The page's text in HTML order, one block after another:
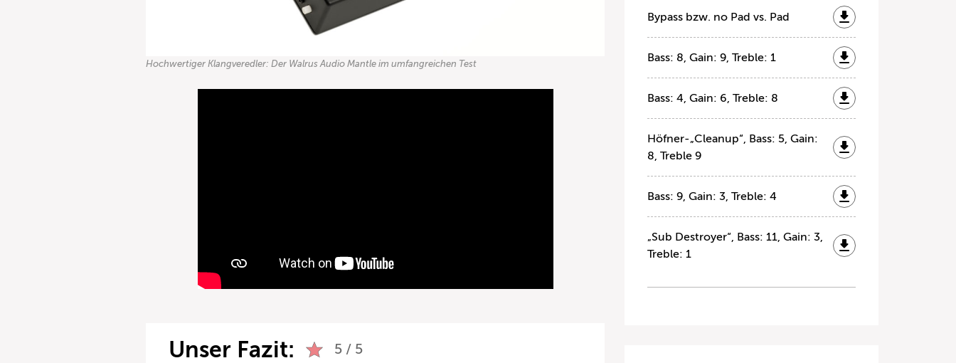
Hochwertiger Klangveredler: Der Walrus Audio Mantle im umfangreichen Test
Unser Fazit: 5 / 5
Bypass bzw. no Pad vs. Pad
Bass: 8, Gain: 9, Treble: 1
Bass: 4, Gain: 6, Treble: 8
Höfner-„Cleanup“, Bass: 5, Gain:
8, Treble 9
Bass: 9, Gain: 3, Treble: 4
„Sub Destroyer“, Bass: 11, Gain: 3,
Treble: 1